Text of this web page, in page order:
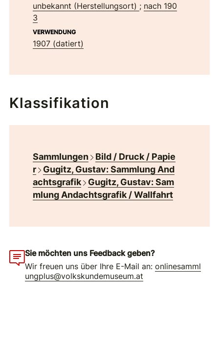
unbekannt (Herstellungsort) ; nach 190
3
VERWENDUNG
1907 (datiert)
Klassifikation
Sammlungen
Bild / Druck / Papie
r
Gugitz, Gustav: Sammlung And
achtsgrafik
Gugitz, Gustav: Sam
mlung Andachtsgrafik / Wallfahrt
Sie möchten uns Feedback geben?
Wir freuen uns über Ihre E-Mail an:onlinesamml
ungplus@volkskundemuseum.at